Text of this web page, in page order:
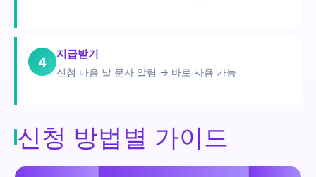
4
지급받기
신청 다음 날 문자 알림 → 바로 사용 가능
신청 방법별 가이드